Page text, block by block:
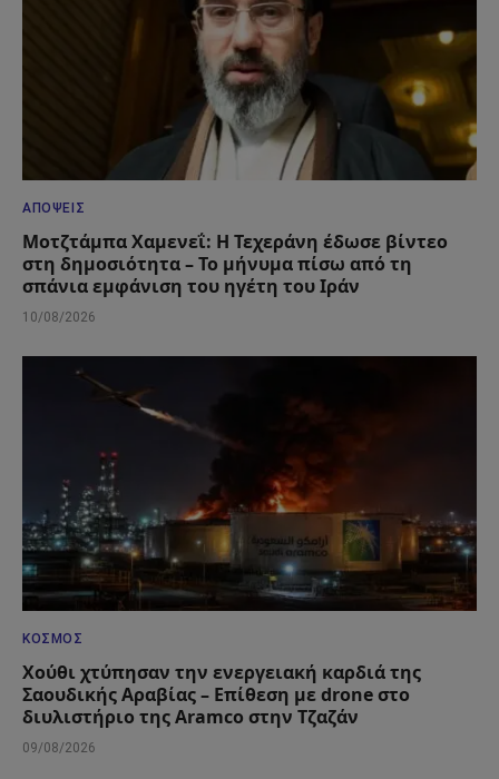
ΑΠΌΨΕΙΣ
Μοτζτάμπα Χαμενεΐ: Η Τεχεράνη έδωσε βίντεο
στη δημοσιότητα – Το μήνυμα πίσω από τη
σπάνια εμφάνιση του ηγέτη του Ιράν
10/08/2026
ΚΌΣΜΟΣ
Χούθι χτύπησαν την ενεργειακή καρδιά της
Σαουδικής Αραβίας – Επίθεση με drone στο
διυλιστήριο της Aramco στην Τζαζάν
09/08/2026